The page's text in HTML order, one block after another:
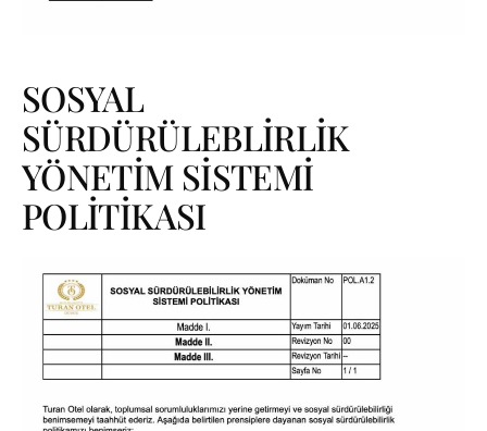
SOSYAL
SÜRDÜRÜLEBLİRLİK
YÖNETİM SİSTEMİ
POLİTİKASI